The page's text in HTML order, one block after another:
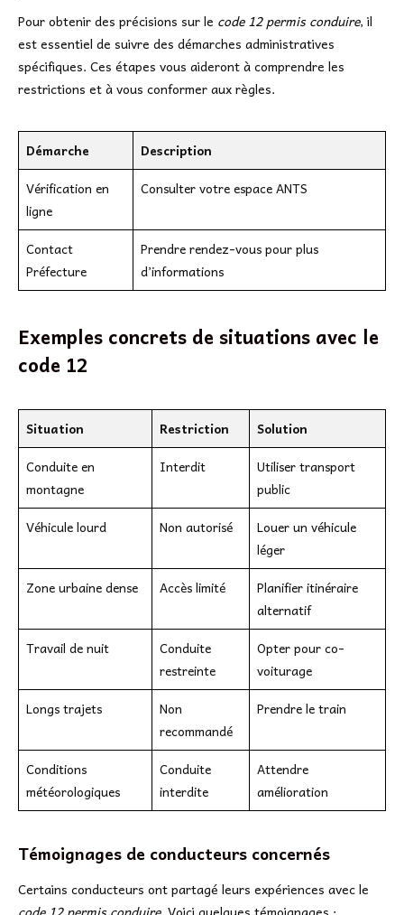
Pour obtenir des précisions sur le code 12 permis conduire, il
est essentiel de suivre des démarches administratives
spécifiques. Ces étapes vous aideront à comprendre les
restrictions et à vous conformer aux règles.
Démarche
Description
Vérification en
ligne
Consulter votre espace ANTS
Contact
Préfecture
Prendre rendez-vous pour plus
d’informations
Exemples concrets de situations avec le
code 12
Situation Restriction
Solution
Conduite en
montagne
Interdit
Utiliser transport
public
Véhicule lourd
Non autorisé
Louer un véhicule
léger
Zone urbaine dense
Accès limité
Planifier itinéraire
alternatif
Travail de nuit
Conduite
restreinte
Opter pour co-
voiturage
Longs trajets
Non
recommandé
Prendre le train
Conditions
météorologiques
Conduite
interdite
Attendre
amélioration
Témoignages de conducteurs concernés
Certains conducteurs ont partagé leurs expériences avec le